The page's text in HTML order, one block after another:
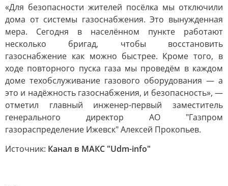
«Для безопасности жителей посёлка мы отключили
дома от системы газоснабжения. Это вынужденная
мера. Сегодня в населённом пункте работают
несколько бригад, чтобы восстановить
газоснабжение как можно быстрее. Кроме того, в
ходе повторного пуска газа мы проведём в каждом
доме техобслуживание газового оборудования — а
это и надёжность газоснабжения, и безопасность», —
отметил главный инженер-первый заместитель
генерального директор АО "Газпром
газораспределение Ижевск" Алексей Прокопьев.
Источник: Канал в МАКС "Udm-info"